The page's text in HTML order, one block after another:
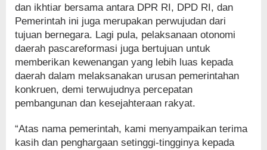
dan ikhtiar bersama antara DPR RI, DPD RI, dan
Pemerintah ini juga merupakan perwujudan dari
tujuan bernegara. Lagi pula, pelaksanaan otonomi
daerah pascareformasi juga bertujuan untuk
memberikan kewenangan yang lebih luas kepada
daerah dalam melaksanakan urusan pemerintahan
konkruen, demi terwujudnya percepatan
pembangunan dan kesejahteraan rakyat.
“Atas nama pemerintah, kami menyampaikan terima
kasih dan penghargaan setinggi-tingginya kepada